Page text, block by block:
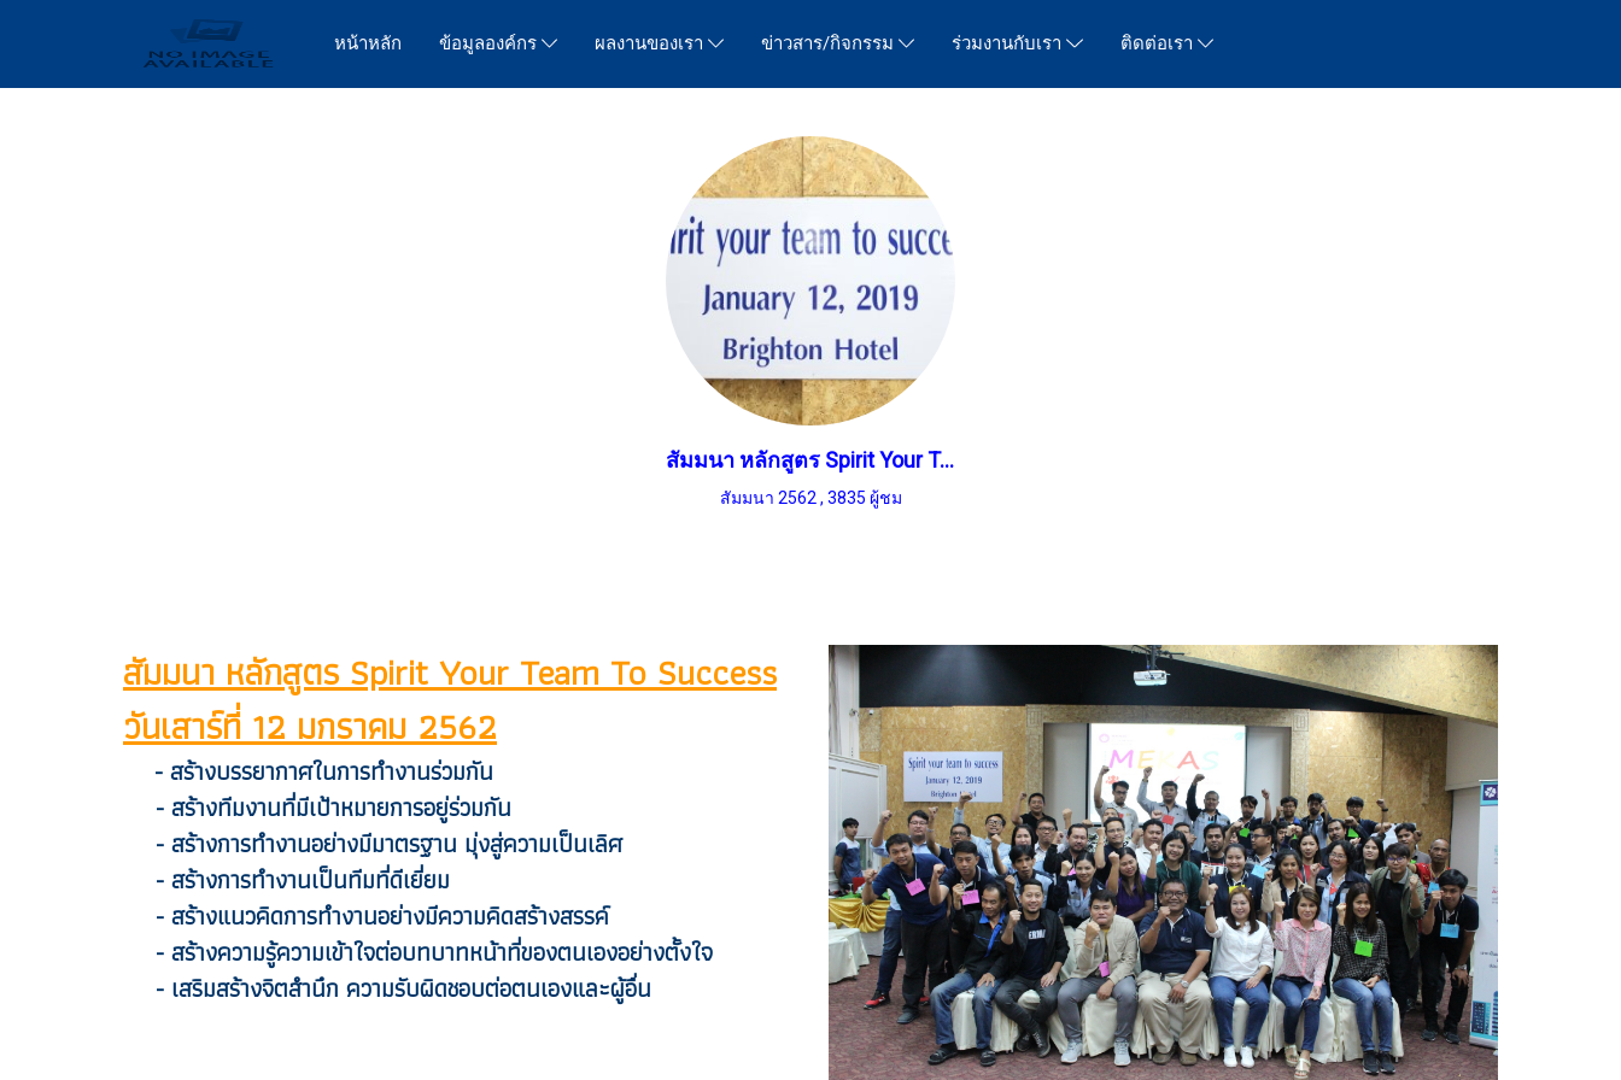
หน้าหลัก ข้อมูลองค์กร ผลงานของเรา ข่าวสาร/กิจกรรม ร่วมงานกับเรา ติดต่อเรา
สัมมนา หลักสูตร Spirit Your Team To Success 12 ม.ค. 2562
สัมมนา 2562 , 3835 ผู้ชม
สัมมนา หลักสูตร Spirit Your Team To Success
วันเสาร์ที่ 12 มกราคม 2562
- สร้างบรรยากาศในการทำงานร่วมกัน
- สร้างทีมงานที่มีเป้าหมายการอยู่ร่วมกัน
- สร้างการทำงานอย่างมีมาตรฐาน มุ่งสู่ความเป็นเลิศ
- สร้างการทำงานเป็นทีมที่ดีเยี่ยม
- สร้างแนวคิดการทำงานอย่างมีความคิดสร้างสรรค์
- สร้างความรู้ความเข้าใจต่อบทบาทหน้าที่ของตนเองอย่างตั้งใจ
- เสริมสร้างจิตสำนึก ความรับผิดชอบต่อตนเองและผู้อื่น